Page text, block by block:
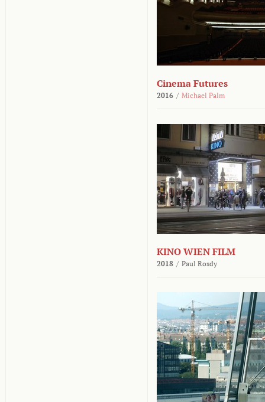
Cinema Futures
2016 / Michael Palm
KINO WIEN FILM
2018 / Paul Rosdy